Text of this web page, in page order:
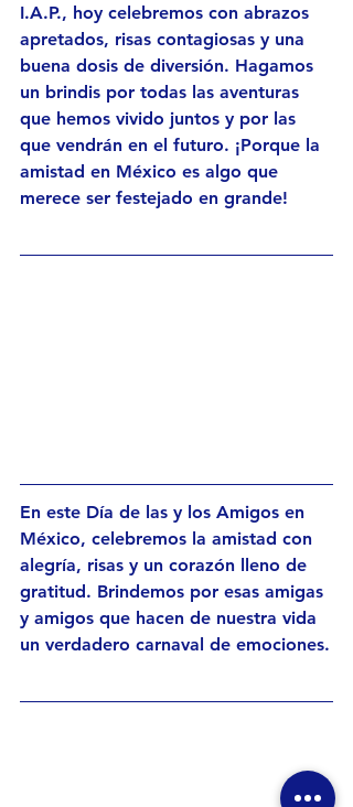
I.A.P., hoy celebremos con abrazos
apretados, risas contagiosas y una
buena dosis de diversión. Hagamos
un brindis por todas las aventuras
que hemos vivido juntos y por las
que vendrán en el futuro. ¡Porque la
amistad en México es algo que
merece ser festejado en grande!
En este Día de las y los Amigos en
México, celebremos la amistad con
alegría, risas y un corazón lleno de
gratitud. Brindemos por esas amigas
y amigos que hacen de nuestra vida
un verdadero carnaval de emociones.